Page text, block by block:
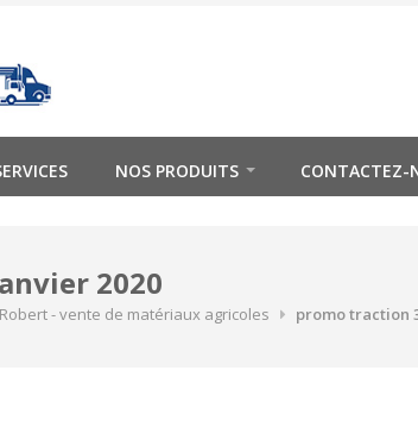
NOS PRODUITS CONTACTEZ-
2020
- vente de matériaux agricoles promo traction